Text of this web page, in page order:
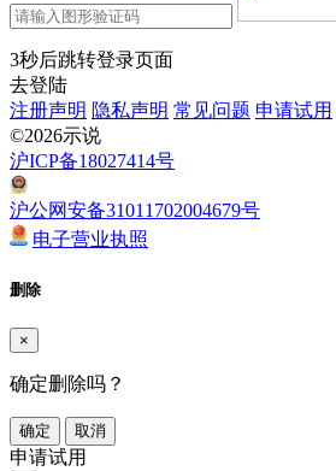
3秒后跳转登录页面
去登陆
注册声明 隐私声明 常见问题 申请试用
©2026示说
沪ICP备18027414号
沪公网安备31011702004679号
电子营业执照
删除
×
确定删除吗？
确定 取消
申请试用